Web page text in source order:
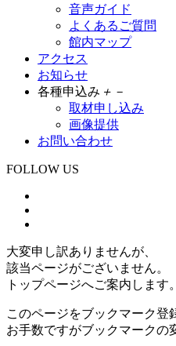
音声ガイド
よくあるご質問
館内マップ
アクセス
お知らせ
各種申込み ＋ －
取材申し込み
画像提供
お問い合わせ
FOLLOW US
大変申し訳ありませんが、
該当ページがございません。
トップページへご案内します。
このページをブックマーク登
お手数ですがブックマークの